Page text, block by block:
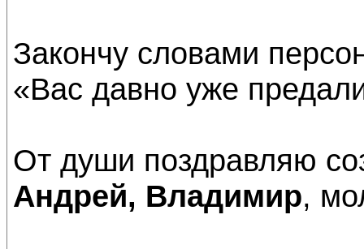
Закончу словами
«Вас давно уже
От души поздравляю
Андрей, Владимир,